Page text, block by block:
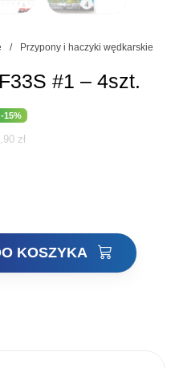
/
Przypony i haczyki wędkarskie
#1 – 4szt.
-15%
zł
KOSZYKA